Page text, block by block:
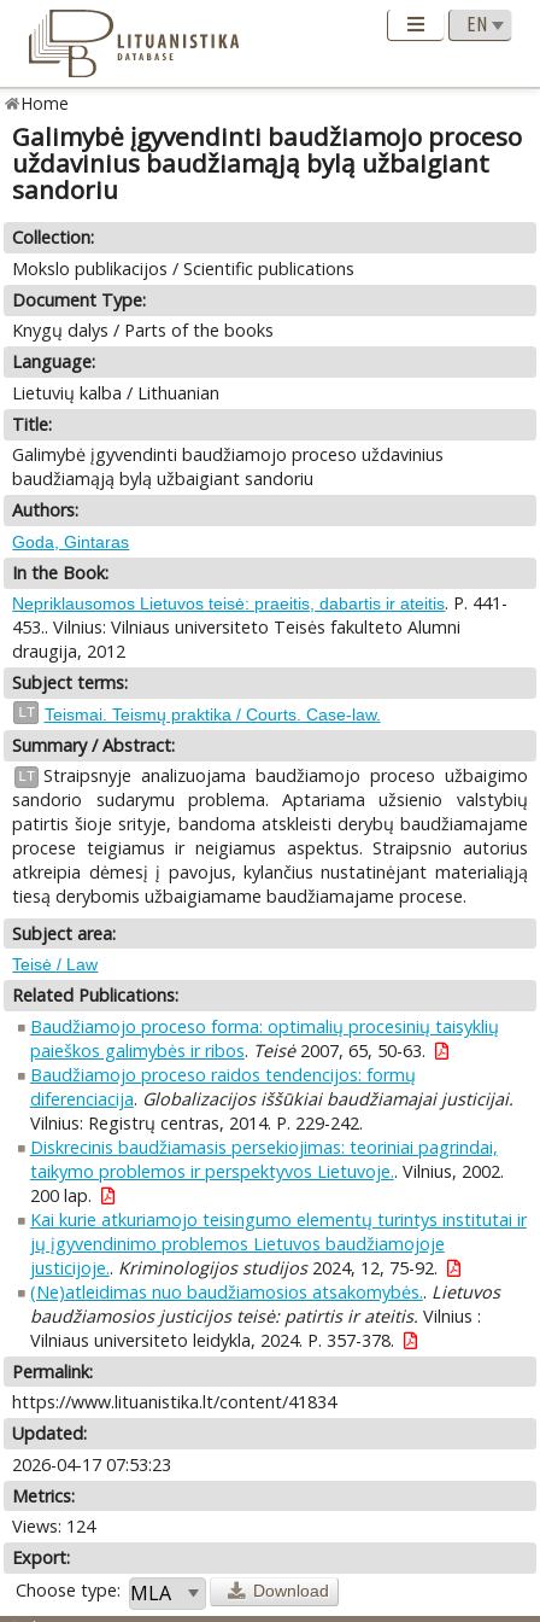
Home
Galimybė įgyvendinti baudžiamojo proceso
uždavinius baudžiamąją bylą užbaigiant
sandoriu
Collection:
Mokslo publikacijos / Scientific publications
Document Type:
Knygų dalys / Parts of the books
Language:
Lietuvių kalba / Lithuanian
Title:
Galimybė įgyvendinti baudžiamojo proceso uždavinius
baudžiamąją bylą užbaigiant sandoriu
Authors:
Goda, Gintaras
In the Book:
Nepriklausomos Lietuvos teisė: praeitis, dabartis ir ateitis. P. 441-
453.. Vilnius: Vilniaus universiteto Teisės fakulteto Alumni
draugija, 2012
Subject terms:
LT Teismai. Teismų praktika / Courts. Case-law.
Summary / Abstract:
LT Straipsnyje analizuojama baudžiamojo proceso užbaigimo
sandorio sudarymu problema. Aptariama užsienio valstybių
patirtis šioje srityje, bandoma atskleisti derybų baudžiamajame
procese teigiamus ir neigiamus aspektus. Straipsnio autorius
atkreipia dėmesį į pavojus, kylančius nustatinėjant materialiąją
tiesą derybomis užbaigiamame baudžiamajame procese.
Subject area:
Teisė / Law
Related Publications:
Baudžiamojo proceso forma: optimalių procesinių taisyklių
paieškos galimybės ir ribos. Teisė2007, 65, 50-63.
Baudžiamojo proceso raidos tendencijos: formų
diferenciacija. Globalizacijos iššūkiai baudžiamajai justicijai.
Vilnius: Registrų centras, 2014. P. 229-242.
Diskrecinis baudžiamasis persekiojimas: teoriniai pagrindai,
taikymo problemos ir perspektyvos Lietuvoje.. Vilnius, 2002.
200 lap.
Kai kurie atkuriamojo teisingumo elementų turintys institutai ir
jų įgyvendinimo problemos Lietuvos baudžiamojoje
justicijoje.. Kriminologijos studijos2024, 12, 75-92.
(Ne)atleidimas nuo baudžiamosios atsakomybės.. Lietuvos
baudžiamosios justicijos teisė: patirtis ir ateitis. Vilnius :
Vilniaus universiteto leidykla, 2024. P. 357-378.
Permalink:
https://www.lituanistika.lt/content/41834
Updated:
2026-04-17 07:53:23
Metrics:
Views: 124
Export:
Choose type:
Download